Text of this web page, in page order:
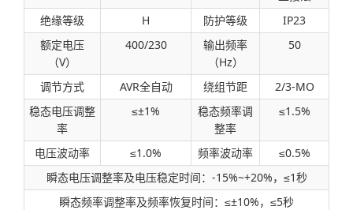
绝缘等级
H 防护等级
IP23
额定电压
（V）
400/230
输出频率
（Hz）
50
调节方式 AVR全自动 绕组节距
2/3-MO
稳态电压调整
率
≤±1%
稳态频率调
整率
≤1.5%
电压波动率 ≤1.0% 频率波动率
≤0.5%
瞬态电压调整率及电压稳定时间：-15%~+20%，≤1秒
瞬态频率调整率及频率恢复时间：≤±10%，≤5秒